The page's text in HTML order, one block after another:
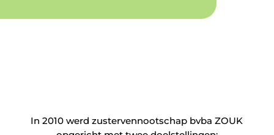
In 2010 werd zustervennootschap bvba ZOUK